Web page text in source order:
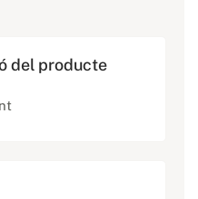
del producte